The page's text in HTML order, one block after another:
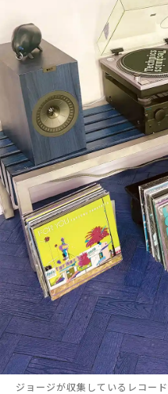
ジョージが収集しているレコード